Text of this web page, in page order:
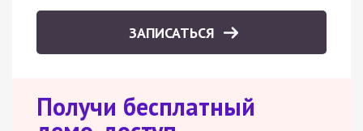
ЗАПИСАТЬСЯ
Получи бесплатный